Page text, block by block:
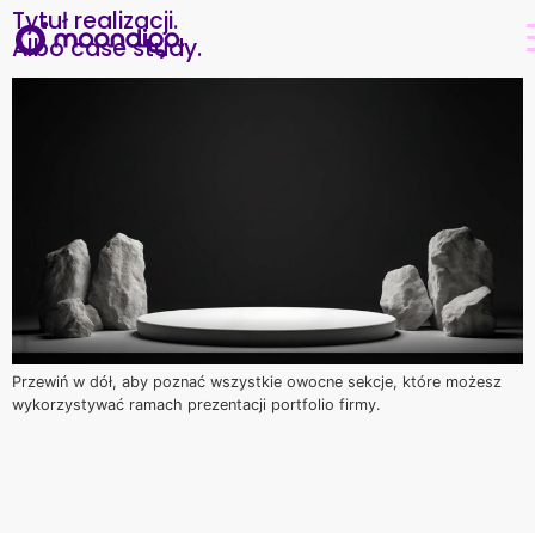
Tytuł realizacji.
Albo case study.
Przewiń w dół, aby poznać wszystkie owocne sekcje, które możesz
wykorzystywać ramach prezentacji portfolio firmy.